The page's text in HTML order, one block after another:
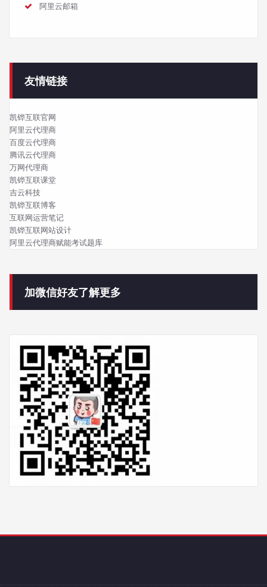
阿里云邮箱
友情链接
凯铧互联官网
阿里云代理商
百度云代理商
腾讯云代理商
万网代理商
凯铧互联课堂
吉云科技
凯铧互联博客
互联网运营笔记
凯铧互联网站设计
阿里云代理商赋能考试题库
加微信好友了解更多